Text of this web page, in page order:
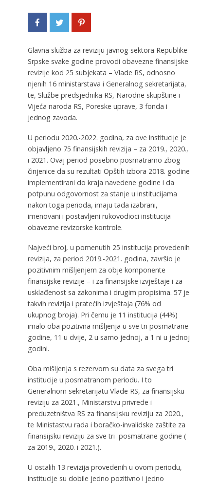
Glavna služba za reviziju javnog sektora Republike
Srpske svake godine provodi obavezne finansijske
revizije kod 25 subjekata – Vlade RS, odnosno
njenih 16 ministarstava i Generalnog sekretarijata,
te, Službe predsjednika RS, Narodne skupštine i
Vijeća naroda RS, Poreske uprave, 3 fonda i
jednog zavoda.
U periodu 2020.-2022. godina, za ove institucije je
objavljeno 75 finansijskih revizija – za 2019., 2020.,
i 2021. Ovaj period posebno posmatramo zbog
činjenice da su rezultati Opštih izbora 2018. godine
implementirani do kraja navedene godine i da
potpunu odgovornost za stanje u institucijama
nakon toga perioda, imaju tada izabrani,
imenovani i postavljeni rukovodioci institucija
obavezne revizorske kontrole.
Najveći broj, u pomenutih 25 institucija provedenih
revizija, za period 2019.-2021. godina, završio je
pozitivnim mišljenjem za obje komponente
finansijske revizije – i za finansijske izvještaje i za
usklađenost sa zakonima i drugim propisima. 57 je
takvih revizija i pratećih izvještaja (76% od
ukupnog broja). Pri čemu je 11 institucija (44%)
imalo oba pozitivna mišljenja u sve tri posmatrane
godine, 11 u dvije, 2 u samo jednoj, a 1 ni u jednoj
godini.
Oba mišljenja s rezervom su data za svega tri
institucije u posmatranom periodu. I to
Generalnom sekretarijatu Vlade RS, za finansijsku
reviziju za 2021., Ministarstvu privrede i
preduzetništva RS za finansijsku reviziju za 2020.,
te Ministastvu rada i boračko-invalidske zaštite za
finansijsku reviziju za sve tri posmatrane godine (
za 2019., 2020. i 2021.).
U ostalih 13 revizija provedenih u ovom periodu,
institucije su dobile jedno pozitivno i jedno